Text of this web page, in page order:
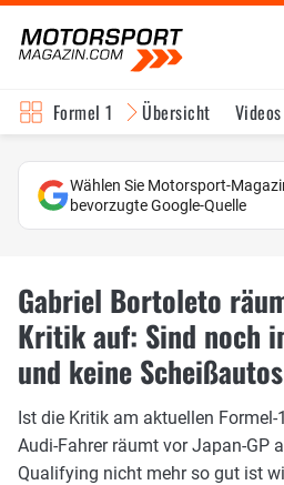
Formel 1 Übersicht Videos
Wählen Sie Motorsport-
bevorzugte Google-Quelle
Gabriel Bortoleto
Kritik auf: Sind noch
und keine Scheißautos
Ist die Kritik am aktuellen Formel-
Audi-Fahrer räumt vor Japan-GP
Qualifying nicht mehr so gut ist